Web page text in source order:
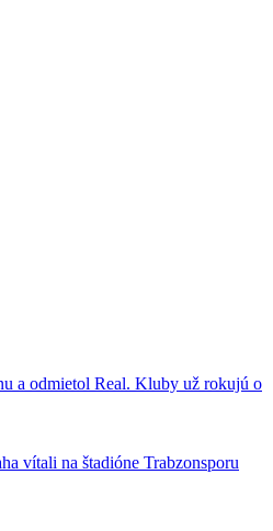
a odmietol Real. Kluby už rokujú o
vítali na štadióne Trabzonsporu